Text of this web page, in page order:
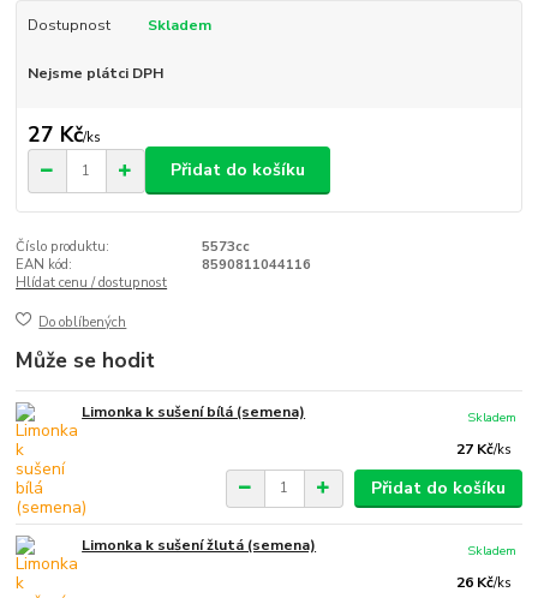
Dostupnost Skladem
Nejsme plátci DPH
27 Kč/ks
Přidat do košíku
Číslo produktu:
5573cc
EAN kód:
8590811044116
Hlídat cenu / dostupnost
Do oblíbených
Může se hodit
Limonka k sušení bílá (semena)
27 Kč/ks
Skladem
Přidat do košíku
Limonka k sušení žlutá (semena)
26 Kč/ks
Skladem